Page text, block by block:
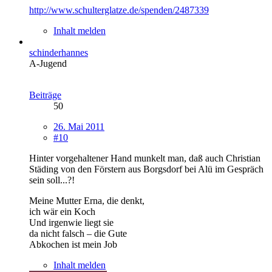
http://www.schulterglatze.de/spenden/2487339
Inhalt melden
schinderhannes
A-Jugend
Beiträge
50
26. Mai 2011
#10
Hinter vorgehaltener Hand munkelt man, daß auch Christian
Städing von den Förstern aus Borgsdorf bei Alü im Gespräch
sein soll...?!
Meine Mutter Erna, die denkt,
ich wär ein Koch
Und irgenwie liegt sie
da nicht falsch – die Gute
Abkochen ist mein Job
Inhalt melden